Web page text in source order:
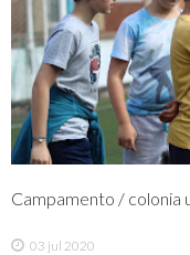
Campamento / colonia
03 jul 2020